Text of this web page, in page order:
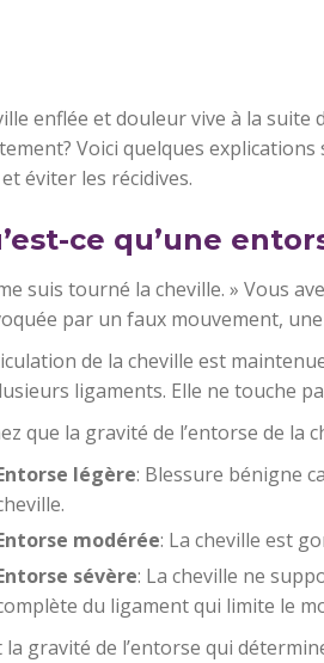
enflée et douleur vive à la suite
Voici quelques
éviter les récidives.
ce qu’une
suis tourné la cheville. » Vous
par un faux mouvement,
de la cheville est
ligaments. Elle ne touche
que la gravité de l’entorse de la
légère: Blessure bénigne
modérée: La cheville est
sévère: La cheville ne
du ligament qui limite le
la gravité de l’entorse qui